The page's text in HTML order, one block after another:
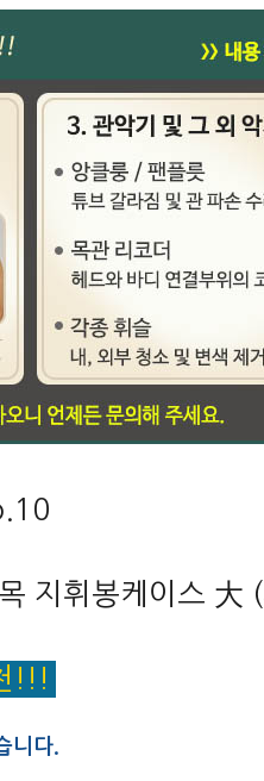
지휘봉케이스 大
!!!
니다.